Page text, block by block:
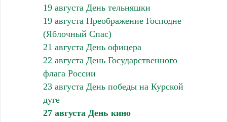
19 августа День тельняшки
19 августа Преображение Господне
(Яблочный Спас)
21 августа День офицера
22 августа День Государственного
флага России
23 августа День победы на Курской
дуге
27 августа День кино